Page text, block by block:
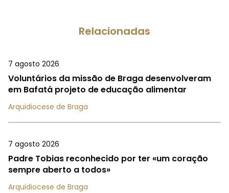
Relacionadas
7 agosto 2026
Voluntários da missão de Braga desenvolveram
em Bafatá projeto de educação alimentar
Arquidiocese de Braga
7 agosto 2026
Padre Tobias reconhecido por ter «um coração
sempre aberto a todos»
Arquidiocese de Braga